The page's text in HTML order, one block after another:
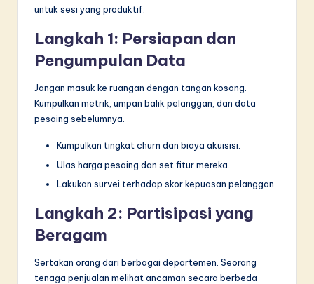
untuk sesi yang produktif.
Langkah 1: Persiapan dan
Pengumpulan Data
Jangan masuk ke ruangan dengan tangan kosong.
Kumpulkan metrik, umpan balik pelanggan, dan data
pesaing sebelumnya.
Kumpulkan tingkat churn dan biaya akuisisi.
Ulas harga pesaing dan set fitur mereka.
Lakukan survei terhadap skor kepuasan pelanggan.
Langkah 2: Partisipasi yang
Beragam
Sertakan orang dari berbagai departemen. Seorang
tenaga penjualan melihat ancaman secara berbeda